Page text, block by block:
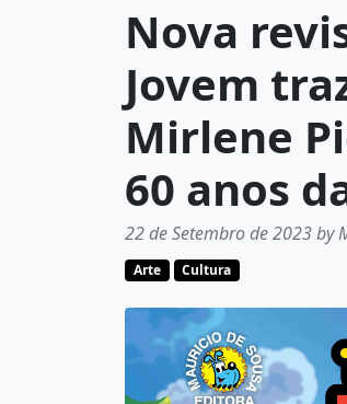
Nova
Jovem
Mirlene
60 anos
22 de Setembro de 2023 by
Arte Cultura